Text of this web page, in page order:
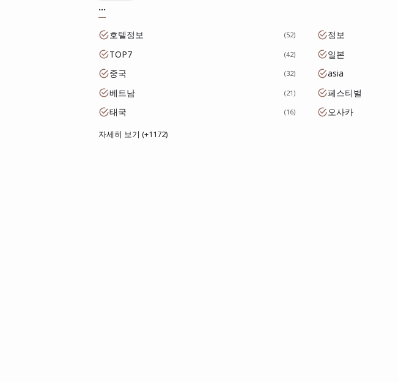
...
호텔정보 52 정보
TOP7 42 일본
중국 32 asia
베트남 21 페스티벌
태국 16 오사카
자세히 보기 (+1172)